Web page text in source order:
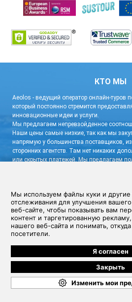
КТО МЫ
Aeolos - ведущий оператор онлайн-туров
который постоянно стремится
инновационные идеи и услуги.
Мы предлагаем непревзойденное
Наши цены самые низкие, так как мы
напрямую у большинства поставщиков,
сторонних агентств. Там нет никаких
или скрытых платежей. Мы предлагаем
связаться с
Условия и Положения|Политика
Aeolos Cyprus Travel Ltd, Зенас Кантер 12,
регистрации компании: 30678
информация: Номер офиса: +357